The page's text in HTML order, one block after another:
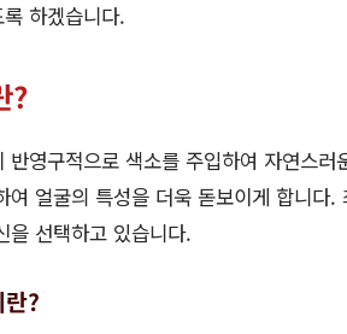
하겠습니다.
?
반영구적으로 색소를 주입하여 자연스
여 얼굴의 특성을 더욱 돋보이게 합니
을 선택하고 있습니다.
?